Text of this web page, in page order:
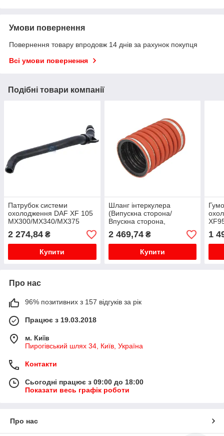
Умови повернення
Повернення товару впродовж 14 днів за рахунок покупця
Всі умови повернення
Подібні товари компанії
Патрубок системи
охолодження DAF XF 105
MX300/MX340/MX375
>2005
2 274,84 ₴
Купити
Шланг інтеркулера
(Випускна сторона/
Впускна сторона,
96ммx175мм, червон)
DAF CF 75, CF 85, XF 105,
XF 95 MX265-XF355M
2 469,74₴
Купити
1
Про нас
96% позитивних з 157 відгуків за рік
Працює з 19.03.2018
м. Київ
Пирогівський шлях 34, Київ, Україна
Контакти
Сьогодні працює з 09:00 до 18:00
Показати весь графік роботи
Про нас